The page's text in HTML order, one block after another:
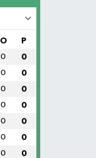
O P
0 0
0 0
0 0
0 0
0 0
0 0
0 0